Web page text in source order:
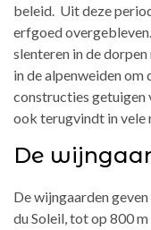
beleid. Uit deze
erfgoed
slenteren in de
in de alpenweiden
constructies getuigen
ook terugvindt in vele
De
De wijngaarden
du Soleil, tot op 800